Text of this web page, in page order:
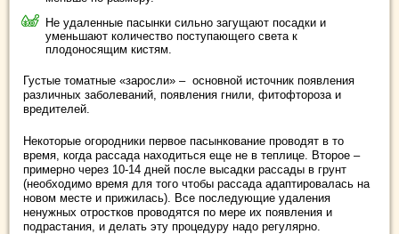
Не удаленные пасынки сильно загущают посадки и
уменьшают количество поступающего света к
плодоносящим кистям.
Густые томатные «заросли» – основной источник появления
различных заболеваний, появления гнили, фитофтороза и
вредителей.
Некоторые огородники первое пасынкование проводят в то
время, когда рассада находиться еще не в теплице. Второе –
примерно через 10-14 дней после высадки рассады в грунт
(необходимо время для того чтобы рассада адаптировалась на
новом месте и прижилась). Все последующие удаления
ненужных отростков проводятся по мере их появления и
подрастания, и делать эту процедуру надо регулярно.